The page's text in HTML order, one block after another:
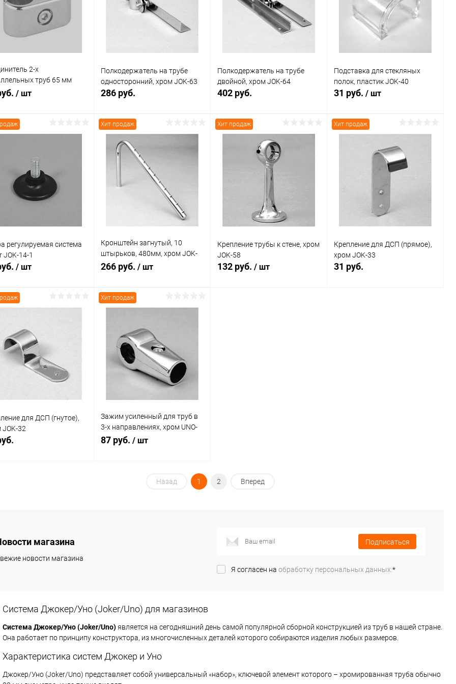
В наличии В избранное В наличии В избранное В наличии В избранное В наличии
2-х
труб 65 мм
/ шт
В корзину
В избранное В наличии
Полкодержатель на трубе
односторонний, хром JOK-63
286 руб.
В корзину
Купить в 1
В избранное
Полкодержатель на трубе
двойной, хром JOK-64
402 руб.
В корзину
Купить в 1
Подставка для стекляных
полок, пластик JOK-40
31 руб. / шт
В корзину
Сравнение
В избранное
регулируемая система
JOK-14-1
/ шт
В корзину
Купить в 1
В избранное В наличии
Хит продаж
Кронштейн загнутый, 10
штырьков, 480мм, хром JOK-
47K
266 руб. / шт
В корзину
Купить в 1
В избранное В наличии
Хит продаж
Крепление трубы к стене, хром
JOK-58
132 руб. / шт
Хит продаж
Крепление для ДСП (прямое),
хром JOK-33
31 руб.
для ДСП (гнутое),
JOK-32
Хит продаж
Зажим усиленный для труб в
3-х направлениях, хром UNO-
21
87 руб. / шт
В корзину
Назад 1 2 Вперед
магазина
новости магазина
Подписаться
Я согласен на обработку персональных данных. *
Система Джокер/Уно (Joker/Uno) для магазинов
Система Джокер/Уно (Joker/Uno)является на сегодняшний день самой популярной сборной конструкцией из труб в нашей стране.
Она работает по принципу конструктора, из многочисленных деталей которого собираются изделия любых размеров.
Характеристика систем Джокер и Уно
Джокер/Уно (Joker/Uno) представляет собой универсальный «набор», ключевой элемент которого – хромированная труба обычно